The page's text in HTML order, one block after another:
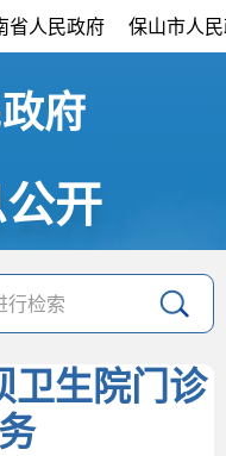
省人民政府 保山市人
府
开
卫生院门诊